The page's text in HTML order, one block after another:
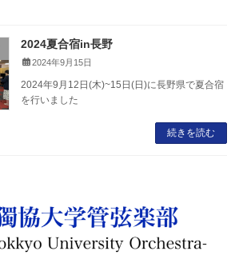
2024夏合宿in長野
2024年9月15日
2024年9月12日(木)~15日(日)に長野県で夏合宿
を行いました
続きを読む